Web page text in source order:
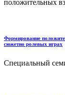
положительных
Формирование
сюжетно ролевых играх
Специальный